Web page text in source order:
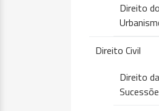
Direito do
Direito Civil
Direito